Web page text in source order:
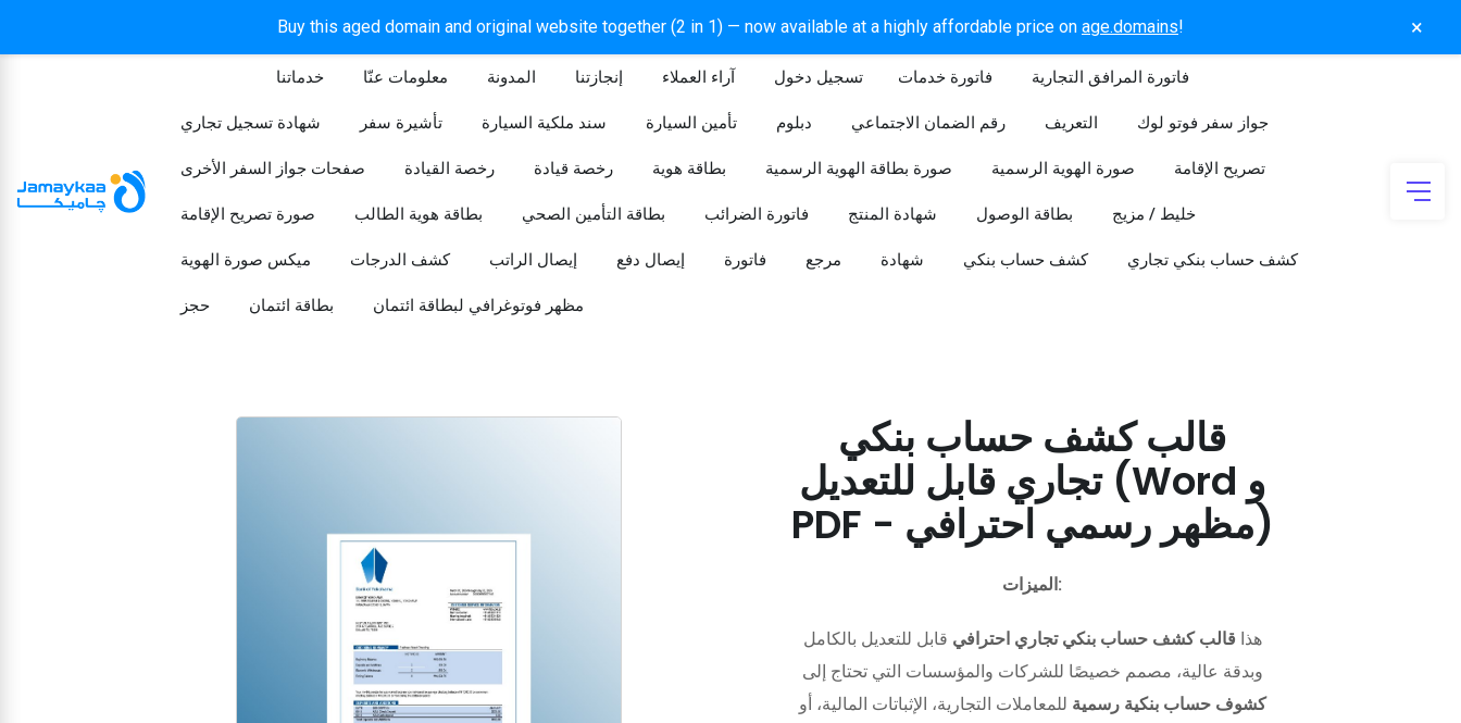
Buy this aged domain and original website together (2 in 1) — now available at a highly affordable price on age.domains! ×
خدماتنا معلومات عنّا المدونة إنجازتنا آراء العملاء تسجيل دخول​ فاتورة خدمات فاتورة المرافق التجارية
شهادة تسجيل تجاري تأشيرة سفر سند ملكية السيارة تأمين السيارة دبلوم رقم الضمان الاجتماعي التعريف جواز سفر فوتو لوك
صفحات جواز السفر الأخرى رخصة القيادة رخصة قيادة بطاقة هوية صورة بطاقة الهوية الرسمية صورة الهوية الرسمية تصريح الإقامة
صورة تصريح الإقامة بطاقة هوية الطالب بطاقة التأمين الصحي فاتورة الضرائب شهادة المنتج بطاقة الوصول خليط / مزيج
ميكس صورة الهوية كشف الدرجات إيصال الراتب إيصال دفع فاتورة مرجع شهادة كشف حساب بنكي كشف حساب بنكي تجاري
حجز بطاقة ائتمان مظهر فوتوغرافي لبطاقة ائتمان
قالب كشف حساب بنكي
تجاري قابل للتعديل (Word و
PDF - مظهر رسمي احترافي)
الميزات:
هذا قالب كشف حساب بنكي تجاري احترافي قابل للتعديل بالكامل
وبدقة عالية، مصمم خصيصًا للشركات والمؤسسات التي تحتاج إلى
كشوف حساب بنكية رسمية للمعاملات التجارية، الإثباتات المالية، أو